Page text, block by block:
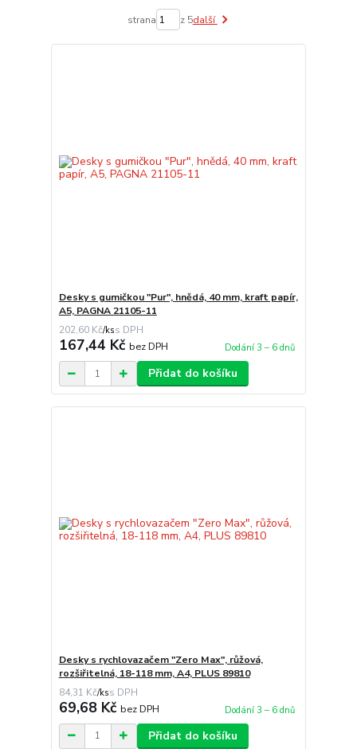
strana z 5další
Desky s gumičkou "Pur", hnědá, 40 mm, kraft papír,
A5, PAGNA 21105-11
202,60 Kč/ks
167,44 Kč bez DPH Dodání 3 – 6 dnů
Přidat do košíku
Desky s rychlovazačem "Zero Max", růžová,
rozšiřitelná, 18-118 mm, A4, PLUS 89810
84,31 Kč/ks
69,68 Kč bez DPH Dodání 3 – 6 dnů
Přidat do košíku